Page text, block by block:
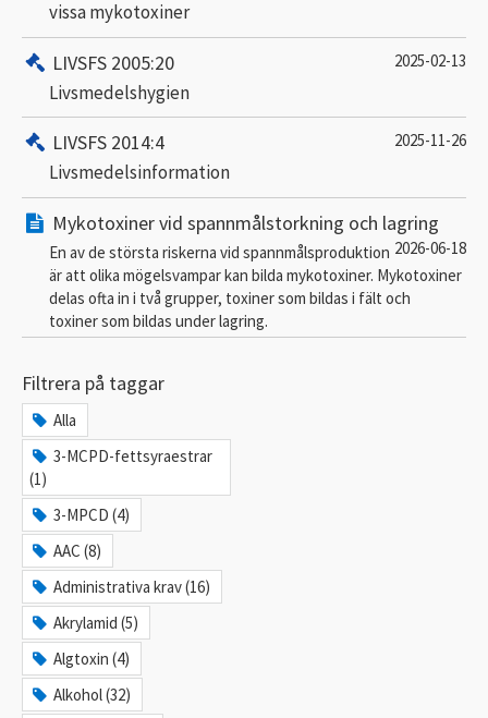
vissa mykotoxiner
LIVSFS 2005:20 2025-02-13
Livsmedelshygien
LIVSFS 2014:4 2025-11-26
Livsmedelsinformation
Mykotoxiner vid spannmålstorkning och lagring
2026-06-18
En av de största riskerna vid spannmålsproduktion
är att olika mögelsvampar kan bilda mykotoxiner. Mykotoxiner
delas ofta in i två grupper, toxiner som bildas i fält och
toxiner som bildas under lagring.
Filtrera på taggar
Alla
3-MCPD-fettsyraestrar
(1)
3-MPCD (4)
AAC (8)
Administrativa krav (16)
Akrylamid (5)
Algtoxin (4)
Alkohol (32)